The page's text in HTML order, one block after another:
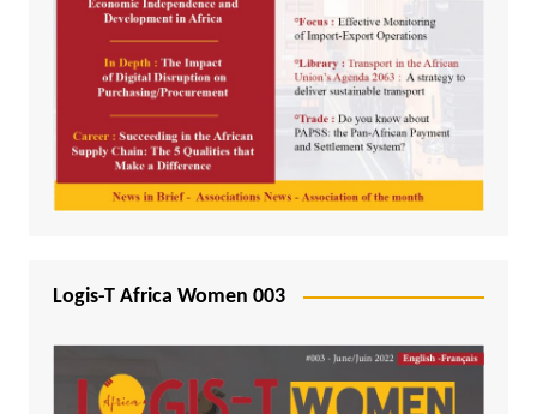
Logis-T Africa Women 003